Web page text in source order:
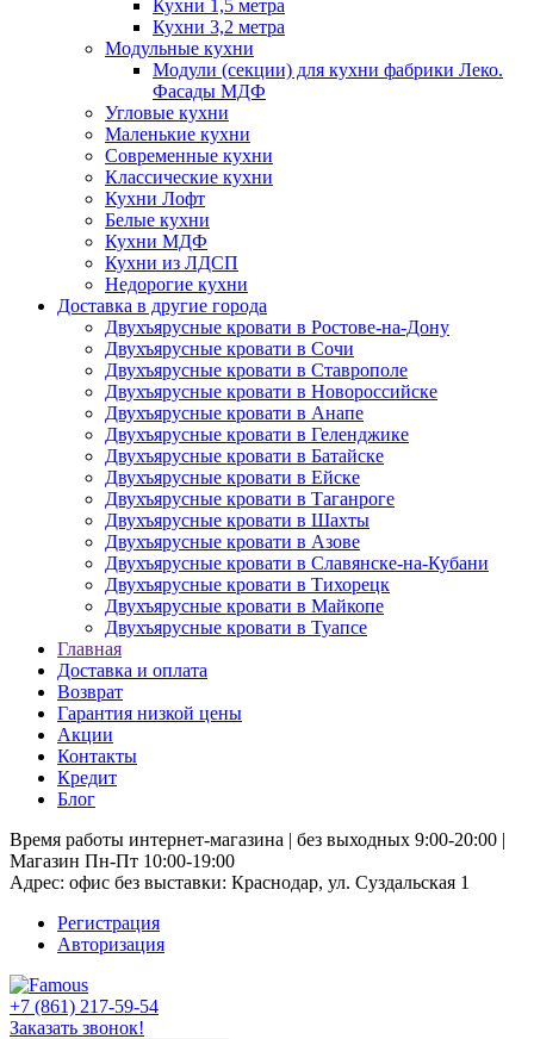
Кухни 1,5 метра
Кухни 3,2 метра
Модульные кухни
Модули (секции) для кухни фабрики Леко.
Фасады МДФ
Угловые кухни
Маленькие кухни
Современные кухни
Классические кухни
Кухни Лофт
Белые кухни
Кухни МДФ
Кухни из ЛДСП
Недорогие кухни
Доставка в другие города
Двухъярусные кровати в Ростове-на-Дону
Двухъярусные кровати в Сочи
Двухъярусные кровати в Ставрополе
Двухъярусные кровати в Новороссийске
Двухъярусные кровати в Анапе
Двухъярусные кровати в Геленджике
Двухъярусные кровати в Батайске
Двухъярусные кровати в Ейске
Двухъярусные кровати в Таганроге
Двухъярусные кровати в Шахты
Двухъярусные кровати в Азове
Двухъярусные кровати в Славянске-на-Кубани
Двухъярусные кровати в Тихорецк
Двухъярусные кровати в Майкопе
Двухъярусные кровати в Туапсе
Главная
Доставка и оплата
Возврат
Гарантия низкой цены
Акции
Контакты
Кредит
Блог
Время работы интернет-магазина | без выходных 9:00-20:00 |
Магазин Пн-Пт 10:00-19:00
Адрес: офис без выставки: Краснодар, ул. Суздальская 1
Регистрация
Авторизация
+7 (861) 217-59-54
Заказать звонок!